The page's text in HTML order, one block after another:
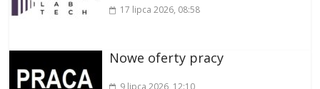
17 lipca 2026, 08:58
Nowe oferty pracy
9 lipca 2026, 12:10